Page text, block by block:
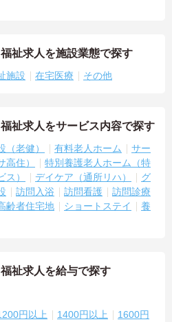
祉求人を施設業態で探す
施設 在宅医療 その他
祉求人をサービス内容で探す
（老健） 有料老人ホーム
サー
住）
特別養護老人ホーム（特
） デイケア（通所リハ）
グ
訪問入浴 訪問看護
訪問診療
齢者住宅地 ショートステイ
養
祉求人を給与で探す
円以上 1400円以上
1600円